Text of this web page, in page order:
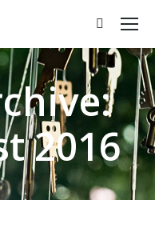
Search:
2016